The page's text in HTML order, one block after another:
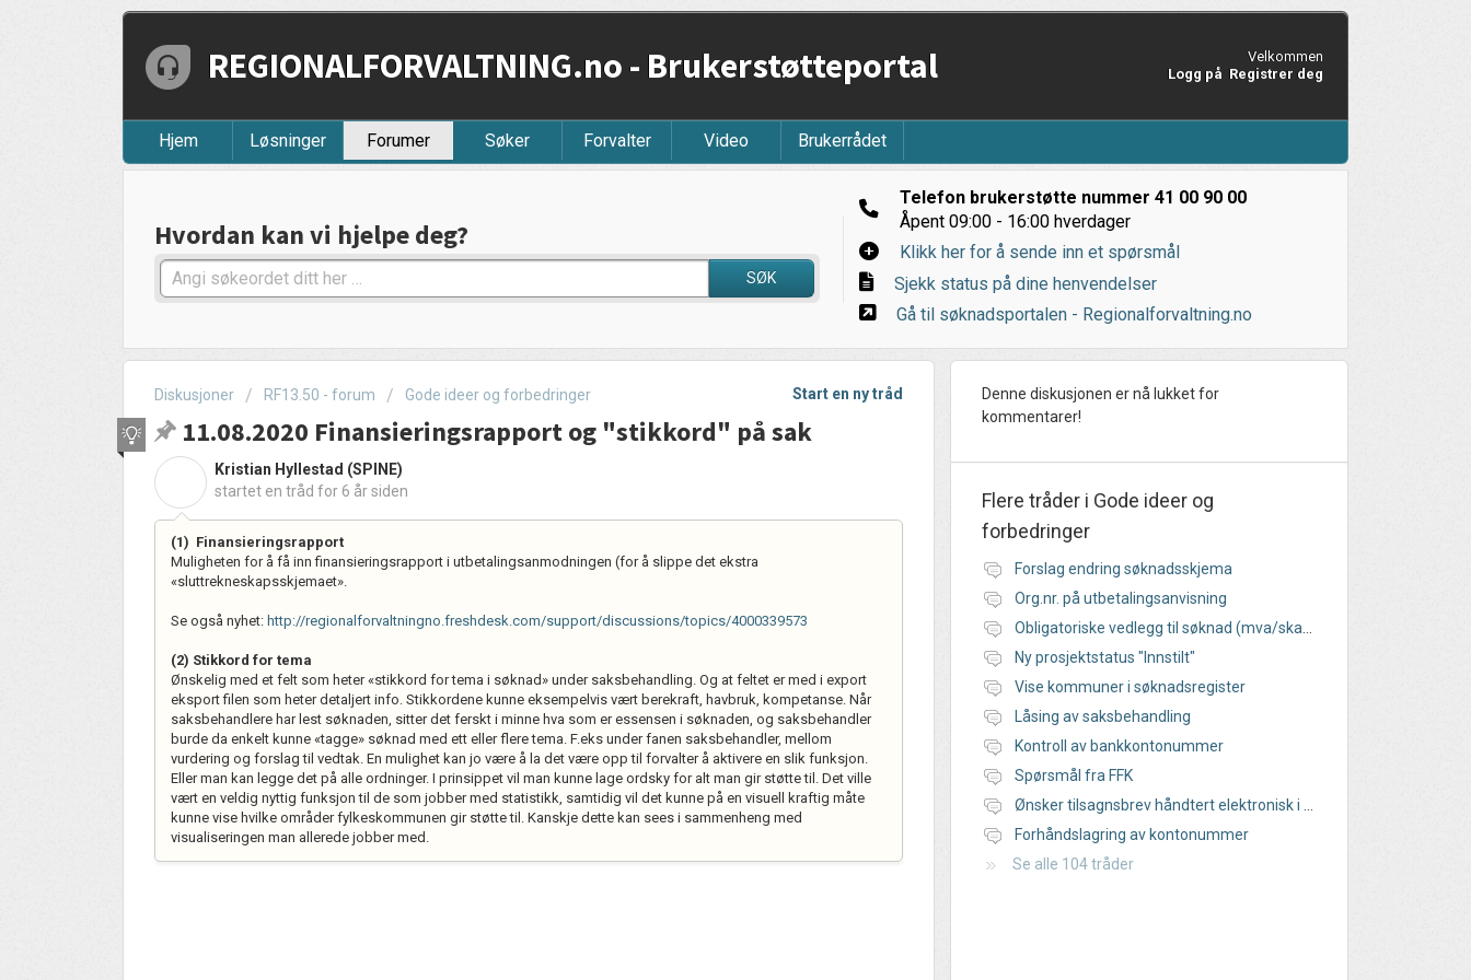
REGIONALFORVALTNING.no - Brukerstøtteportal
Velkommen
Logg på Registrer deg
Hjem Løsninger Forumer Søker Forvalter Video Brukerrådet
Hvordan kan vi hjelpe deg?
SØK
Telefon brukerstøtte nummer 41 00 90 00
Åpent 09:00 - 16:00 hverdager
Klikk her for å sende inn et spørsmål
Sjekk status på dine henvendelser
Gå til søknadsportalen - Regionalforvaltning.no
Start en ny tråd
Diskusjoner RF13.50 - forum Gode ideer og forbedringer
11.08.2020 Finansieringsrapport og "stikkord" på sak
Kristian Hyllestad (SPINE)
startet en tråd for 6 år siden
(1) Finansieringsrapport
Muligheten for å få inn finansieringsrapport i utbetalingsanmodningen (for å slippe det ekstra
«sluttrekneskapsskjemaet».
Se også nyhet: http://regionalforvaltningno.freshdesk.com/support/discussions/topics/4000339573
(2) Stikkord for tema
Ønskelig med et felt som heter «stikkord for tema i søknad» under saksbehandling. Og at feltet er med i export
eksport filen som heter detaljert info. Stikkordene kunne eksempelvis vært berekraft, havbruk, kompetanse. Når
saksbehandlere har lest søknaden, sitter det ferskt i minne hva som er essensen i søknaden, og saksbehandler
burde da enkelt kunne «tagge» søknad med ett eller flere tema. F.eks under fanen saksbehandler, mellom
vurdering og forslag til vedtak. En mulighet kan jo være å la det være opp til forvalter å aktivere en slik funksjon.
Eller man kan legge det på alle ordninger. I prinsippet vil man kunne lage ordsky for alt man gir støtte til. Det ville
vært en veldig nyttig funksjon til de som jobber med statistikk, samtidig vil det kunne på en visuell kraftig måte
kunne vise hvilke områder fylkeskommunen gir støtte til. Kanskje dette kan sees i sammenheng med
visualiseringen man allerede jobber med.
Denne diskusjonen er nå lukket for
kommentarer!
Flere tråder i Gode ideer og
forbedringer
Forslag endring søknadsskjema
Org.nr. på utbetalingsanvisning
Ny prosjektstatus "Innstilt"
Vise kommuner i søknadsregister
Låsing av saksbehandling
Kontroll av bankkontonummer
Spørsmål fra FFK
Forhåndslagring av kontonummer
Se alle 104 tråder